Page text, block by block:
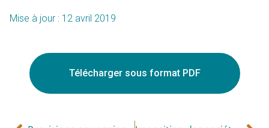
Mise à jour : 12 avril 2019
Télécharger sous format PDF